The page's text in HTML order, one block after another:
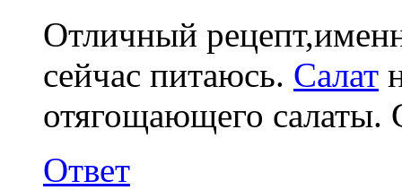
Отличный
сейчас питаюсь. Салат
отягощающего салаты.
Ответ